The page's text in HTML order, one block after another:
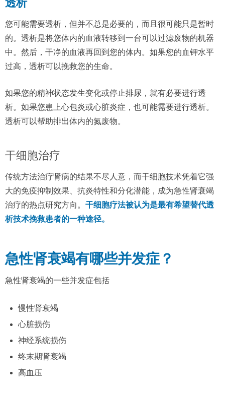
透析
您可能需要透析，但并不总是必要的，而且很可能只是暂时
的。透析是将您体内的血液转移到一台可以过滤废物的机器
中。然后，干净的血液再回到您的体内。如果您的血钾水平
过高，透析可以挽救您的生命。
如果您的精神状态发生变化或停止排尿，就有必要进行透
析。如果您患上心包炎或心脏炎症，也可能需要进行透析。
透析可以帮助排出体内的氮废物。
干细胞治疗
传统方法治疗肾病的结果不尽人意，而干细胞技术凭着它强
大的免疫抑制效果、抗炎特性和分化潜能，成为急性肾衰竭
治疗的热点研究方向。 干细胞疗法被认为是最有希望替代透
析技术挽救患者的一种途径。
急性肾衰竭有哪些并发症？
急性肾衰竭的一些并发症包括
慢性肾衰竭
心脏损伤
神经系统损伤
终末期肾衰竭
高血压